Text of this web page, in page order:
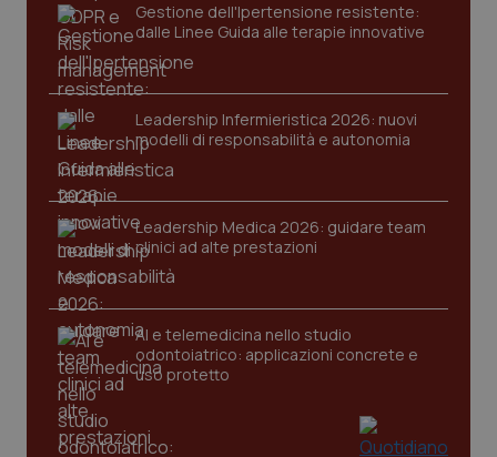
Gestione dell'Ipertensione resistente:
dalle Linee Guida alle terapie innovative
Leadership Infermieristica 2026: nuovi
modelli di responsabilità e autonomia
Leadership Medica 2026: guidare team
clinici ad alte prestazioni
AI e telemedicina nello studio
odontoiatrico: applicazioni concrete e
uso protetto
CookieScriptConsent
CookieScript